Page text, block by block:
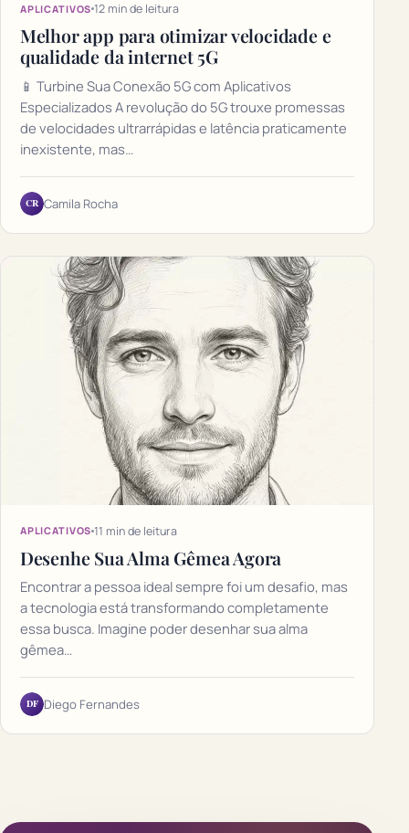
APLICATIVOS 12 min de leitura
Melhor app para otimizar velocidade e
qualidade da internet 5G
📱 Turbine Sua Conexão 5G com Aplicativos
Especializados A revolução do 5G trouxe promessas
de velocidades ultrarrápidas e latência praticamente
inexistente, mas…
CR Camila Rocha
APLICATIVOS 11 min de leitura
Desenhe Sua Alma Gêmea Agora
Encontrar a pessoa ideal sempre foi um desafio, mas
a tecnologia está transformando completamente
essa busca. Imagine poder desenhar sua alma
gêmea…
DF Diego Fernandes